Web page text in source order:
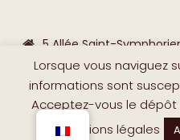
5 Allée Saint-
0631194603
contact@peniche-ma-
Lorsque vous naviguez
informations sont
Acceptez-vous le dépôt
Mentions légales